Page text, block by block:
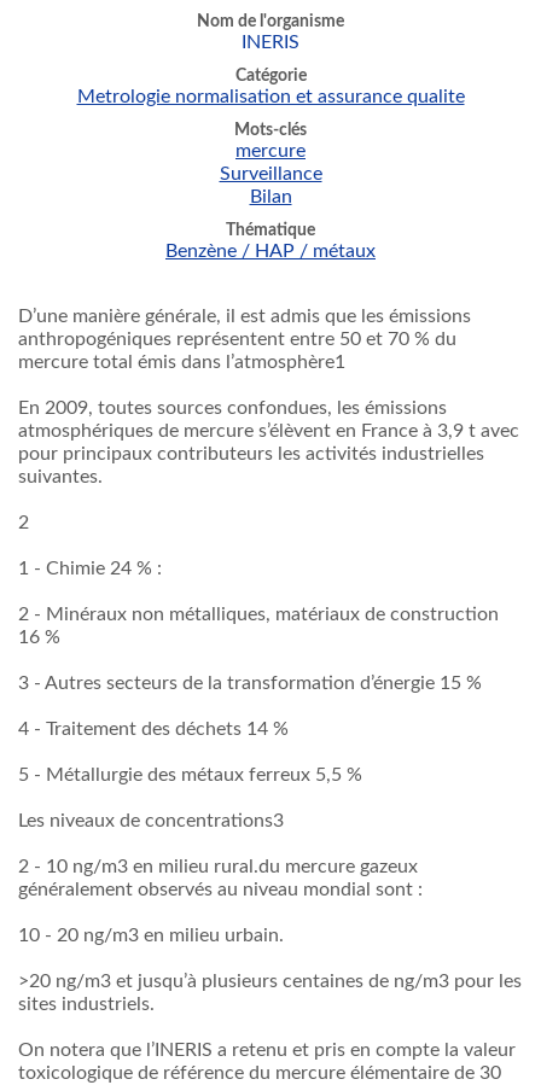
Nom de l'organisme
INERIS
Catégorie
Metrologie normalisation et assurance qualite
Mots-clés
mercure
Surveillance
Bilan
Thématique
Benzène / HAP / métaux
D’une manière générale, il est admis que les émissions
anthropogéniques représentent entre 50 et 70 % du
mercure total émis dans l’atmosphère1
En 2009, toutes sources confondues, les émissions
atmosphériques de mercure s’élèvent en France à 3,9 t avec
pour principaux contributeurs les activités industrielles
suivantes.
2
1 - Chimie 24 % :
2 - Minéraux non métalliques, matériaux de construction
16 %
3 - Autres secteurs de la transformation d’énergie 15 %
4 - Traitement des déchets 14 %
5 - Métallurgie des métaux ferreux 5,5 %
Les niveaux de concentrations3
2 - 10 ng/m3 en milieu rural.du mercure gazeux
généralement observés au niveau mondial sont :
10 - 20 ng/m3 en milieu urbain.
>20 ng/m3 et jusqu’à plusieurs centaines de ng/m3 pour les
sites industriels.
On notera que l’INERIS a retenu et pris en compte la valeur
toxicologique de référence du mercure élémentaire de 30